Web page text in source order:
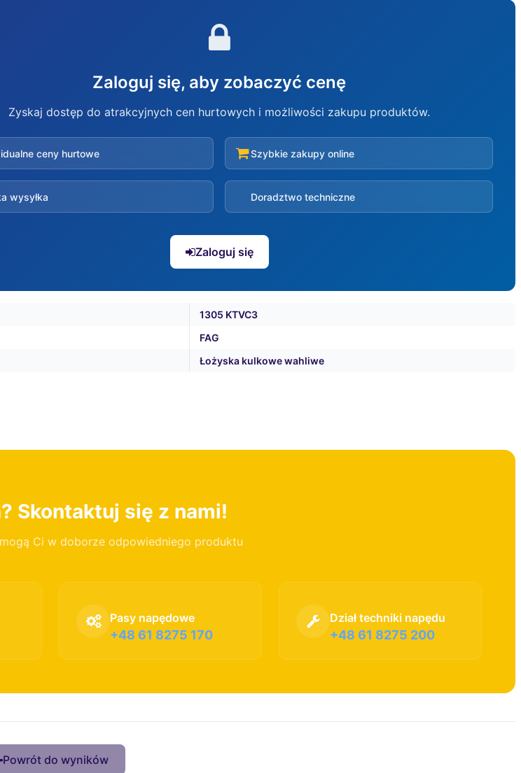
Zaloguj się, aby zobaczyć cenę
Zyskaj dostęp do atrakcyjnych cen hurtowych i możliwości zakupu produktów.
ceny hurtowe Szybkie zakupy online
wysyłka Doradztwo techniczne
Zaloguj się
1305 KTVC3
FAG
Łożyska kulkowe wahliwe
Skontaktuj się z nami!
Ci w doborze odpowiedniego produktu
Pasy napędowe
+48 61 8275 170
Dział techniki napędu
+48 61 8275 200
Powrót do wyników